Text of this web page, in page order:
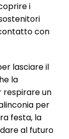
i
con
lasciare il
la
respirare un
per
festa, la
al futuro